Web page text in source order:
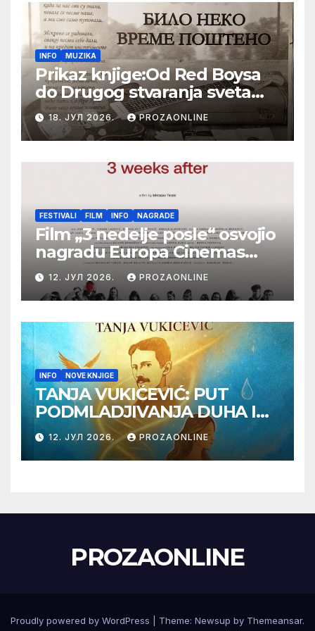
INFO MUZIKA
Prikaz knjige:Od Red Boysa
do Drugog stvaranja sveta
(bilo neko vreme pošteno)
(autor- Zlatomira Sremca,
Botoš 2022. godine,
samizdat)
18. ЈУЛ 2026. PROZAONLINE
FESTIVALI FILM INFO NAGRADE
Film „3 nedelje posle“ osvojio
nagradu Europa Cinemas
Label na Filmskom festivalu
u Karlovim Varima
12. ЈУЛ 2026. PROZAONLINE
INFO NOVE KNJIGE
TANJA VUKIĆEVIĆ: PUT
PODMLADJIVANJA DUHA I
TELA SA TESLOM
12. ЈУЛ 2026. PROZAONLINE
PROZAONLINE
Proudly powered by WordPress Theme: Newsup by Themeansar.